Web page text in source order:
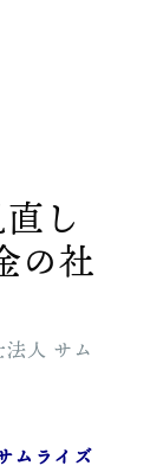
し
の社
人 サム
ムライズ